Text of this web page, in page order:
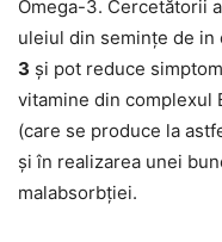
Omega-3. Cercetătorii
uleiul din semințe de in
3 și pot reduce
vitamine din complexul
(care se produce la
și în realizarea unei
malabsorbției.